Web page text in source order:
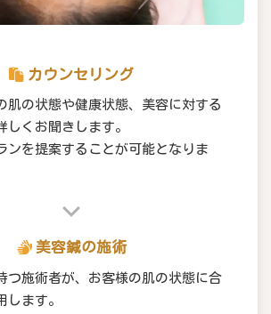
カウンセリング
肌の状態や健康状態、美容に対する
しくお聞きします。
ンを提案することが可能となりま
美容鍼の施術
つ施術者が、お客様の肌の状態に合
します。